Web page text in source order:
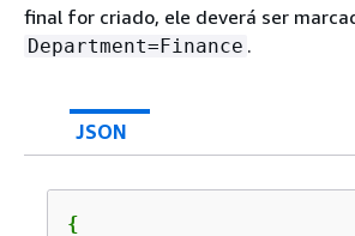
final for criado, ele deverá ser
Department=Finance .
JSON
{